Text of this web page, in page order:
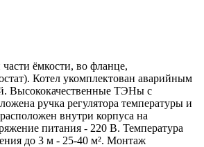
ёмкости, во фланце,
Котел укомплектован аварийным
Высококачественные ТЭНы с
ручка регулятора температуры и
внутри корпуса на
питания - 220 В. Температура
до 3 м - 25-40 м². Монтаж